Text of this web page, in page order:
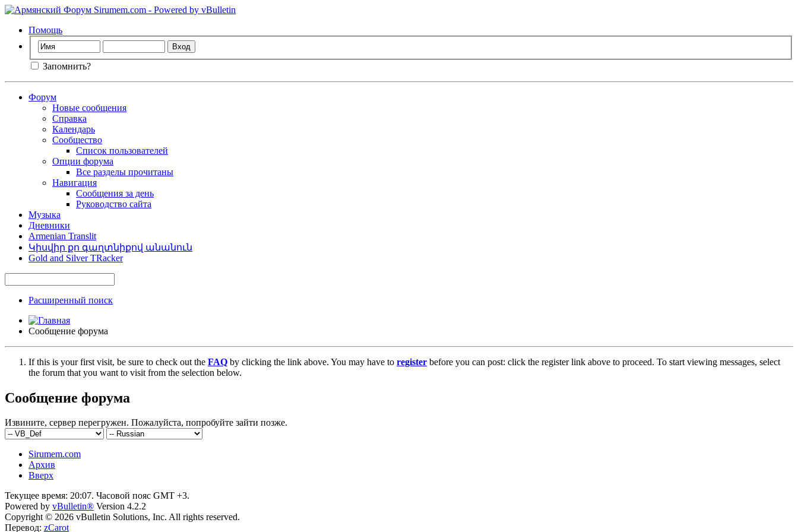
Помощь
Запомнить?
Форум
Новые сообщения
Справка
Календарь
Сообщество
Список пользователей
Опции форума
Все разделы прочитаны
Навигация
Сообщения за день
Руководство сайта
Музыка
Дневники
Armenian Translit
Կիսվիր քո գաղտնիքով անանուն
Gold and Silver TRacker
Расширенный поиск
Сообщение форума
If this is your first visit, be sure to check out the FAQ by clicking the link above. You may have to register before you can post: click the register link above to proceed. To start viewing messages, select
the forum that you want to visit from the selection below.
Сообщение форума
Извините, сервер перегружен. Пожалуйста, попробуйте зайти позже.
Sirumem.com
Архив
Вверх
Текущее время: 20:07. Часовой пояс GMT +3.
Powered by vBulletin® Version 4.2.2
Copyright © 2026 vBulletin Solutions, Inc. All rights reserved.
Перевод: zCarot